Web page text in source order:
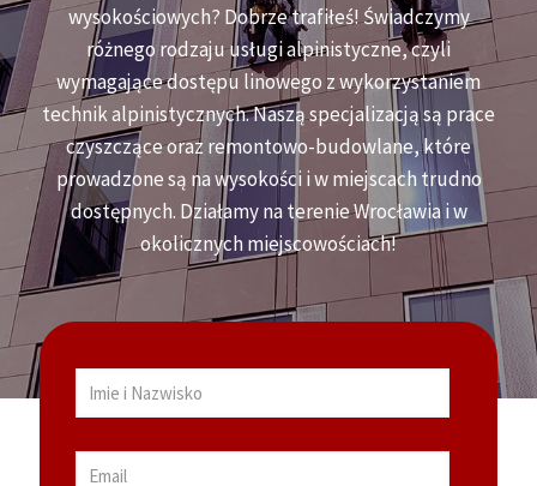
wysokościowych? Dobrze trafiłeś! Świadczymy
różnego rodzaju usługi alpinistyczne, czyli
wymagające dostępu linowego z wykorzystaniem
technik alpinistycznych. Naszą specjalizacją są prace
czyszczące oraz remontowo-budowlane, które
prowadzone są na wysokości i w miejscach trudno
dostępnych. Działamy na terenie Wrocławia i w
okolicznych miejscowościach!